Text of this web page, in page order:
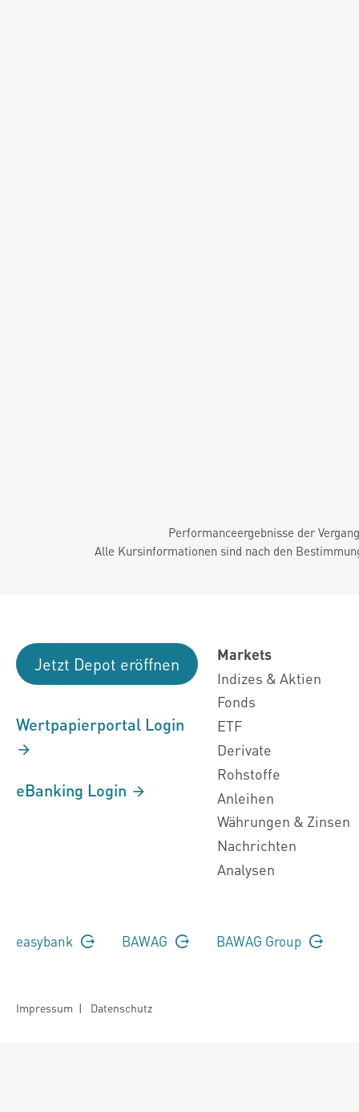
Performanceergebnisse der
Alle Kursinformationen sind nach den
Jetzt Depot eröffnen
Wertpapierportal Login
eBanking Login
Markets
Indizes & Aktien
Fonds
ETF
Derivate
Rohstoffe
Anleihen
Währungen & Zinsen
Nachrichten
Analysen
easybank BAWAG BAWAG Group
Impressum | Datenschutz